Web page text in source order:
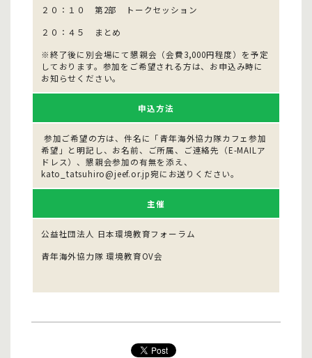
２０：１０ 第2部 トークセッション
２０：４５ まとめ
※終了後に別会場にて懇親会（会費3,000円程度）を予定
しております。参加をご希望される方は、お申込み時に
お知らせください。
申込方法
参加ご希望の方は、件名に「青年海外協力隊カフェ参加
希望」と明記し、お名前、ご所属、ご連絡先（E-MAILア
ドレス）、懇親会参加の有無を添え、
kato_tatsuhiro@jeef.or.jp宛にお送りください。
主催
公益社団法人 日本環境教育フォーラム
青年海外協力隊 環境教育OV会